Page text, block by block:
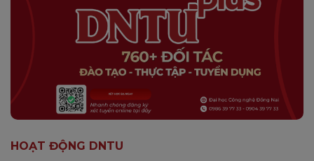
HOẠT ĐỘNG DNTU